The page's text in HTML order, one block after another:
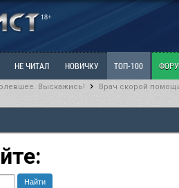
18+
НЕ ЧИТАЛ НОВИЧКУ ТОП-100
Ветка: Наболевшее. Выскажись!
Выскажись! Врач скорой